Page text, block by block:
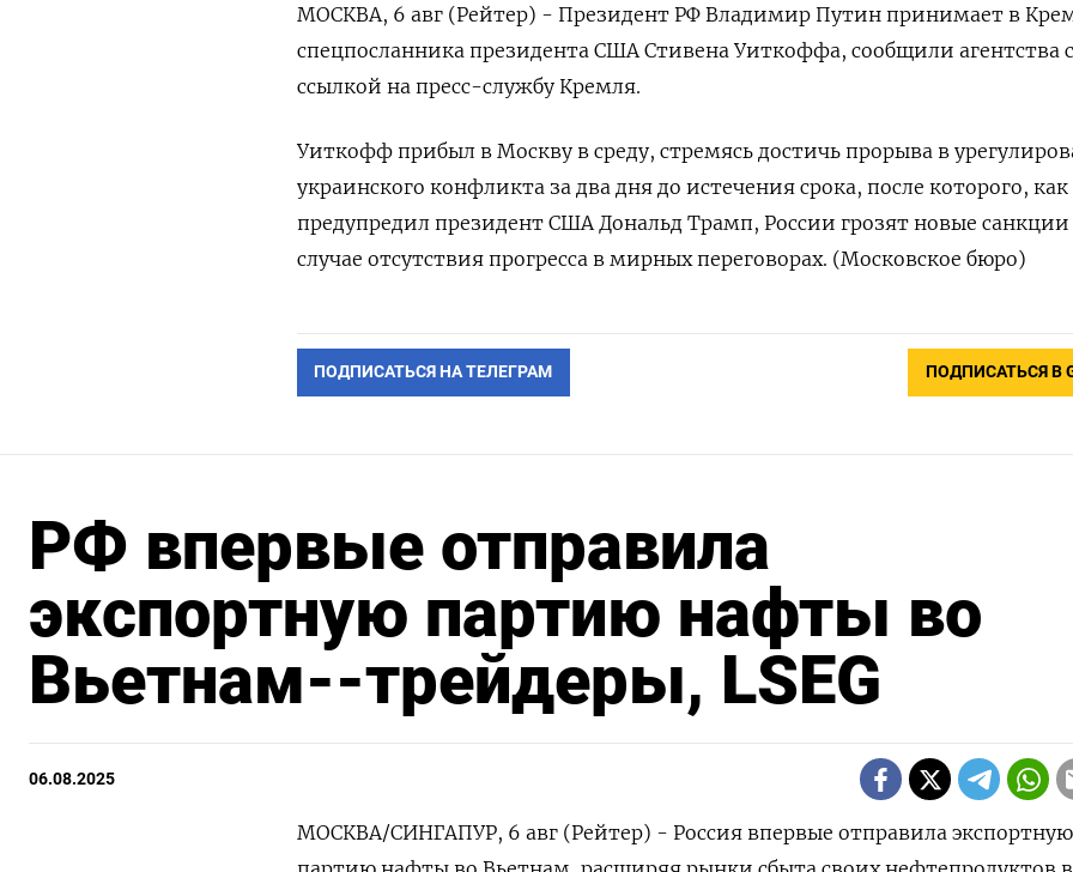
МОСКВА, 6 авг (Рейтер) - Президент РФ Владимир Путин принимает в
спецпосланника президента США Стивена Уиткоффа, сообщили агентства
ссылкой на пресс-службу Кремля.
Уиткофф прибыл в Москву в среду, стремясь достичь прорыва в
украинского конфликта за два дня до истечения срока, после которого, как
предупредил президент США Дональд Трамп, России грозят новые санкции
случае отсутствия прогресса в мирных переговорах. (Московское бюро)
ПОДПИСАТЬСЯ НА ТЕЛЕГРАМ ПОДПИСАТЬСЯ В
РФ впервые отправила
экспортную партию нафты во
Вьетнам--трейдеры, LSEG
06.08.2025
МОСКВА/СИНГАПУР, 6 авг (Рейтер) - Россия впервые отправила экспортную